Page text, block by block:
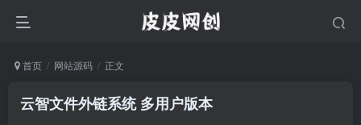
首页 网站源码 正文
云智文件外链系统 多用户版本